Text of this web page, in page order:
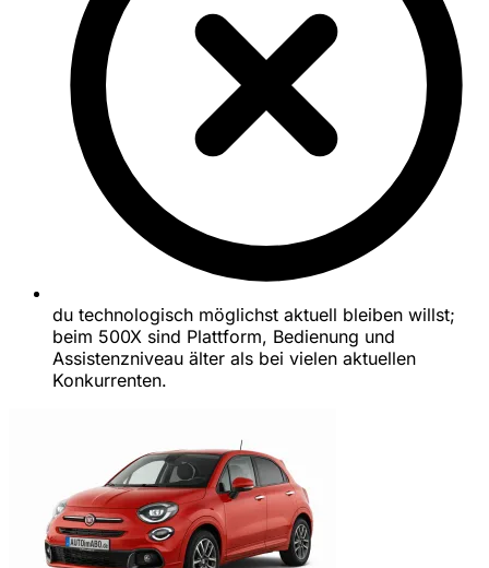
du technologisch möglichst aktuell bleiben willst;
beim 500X sind Plattform, Bedienung und
Assistenzniveau älter als bei vielen aktuellen
Konkurrenten.